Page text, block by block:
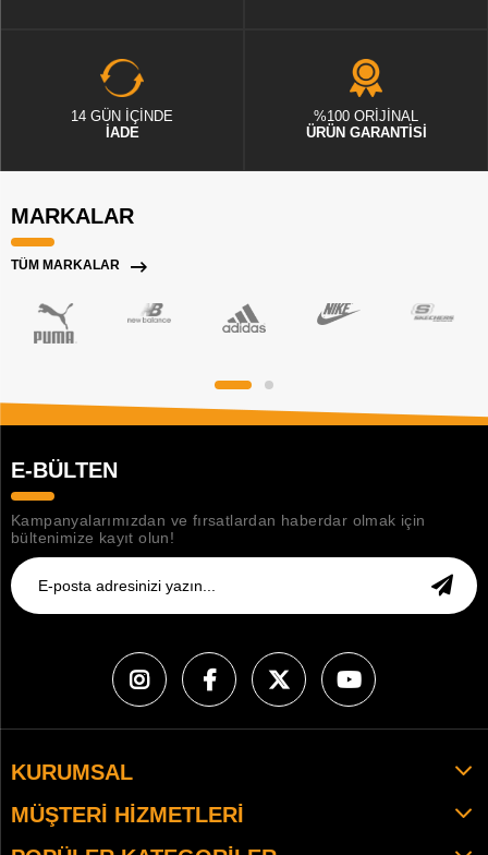
14 GÜN İÇİNDE
İADE
%100 ORİJİNAL
ÜRÜN GARANTİSİ
MARKALAR
TÜM MARKALAR
E-BÜLTEN
Kampanyalarımızdan ve fırsatlardan haberdar olmak için
bültenimize kayıt olun!
KURUMSAL
MÜŞTERI HIZMETLERI